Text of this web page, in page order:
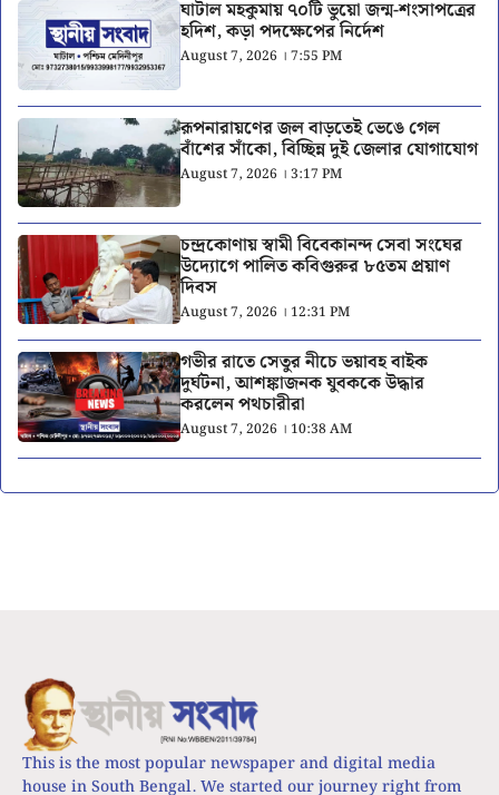
ঘাটাল মহকুমায় ৭০টি ভুয়ো জন্ম-শংসাপত্রের
হদিশ, কড়া পদক্ষেপের নির্দেশ
August 7, 2026 । 7:55 PM
রূপনারায়ণের জল বাড়তেই ভেঙে গেল
বাঁশের সাঁকো, বিচ্ছিন্ন দুই জেলার যোগাযোগ
August 7, 2026 । 3:17 PM
চন্দ্রকোণায় স্বামী বিবেকানন্দ সেবা সংঘের
উদ্যোগে পালিত কবিগুরুর ৮৫তম প্রয়াণ
দিবস
August 7, 2026 । 12:31 PM
গভীর রাতে সেতুর নীচে ভয়াবহ বাইক
দুর্ঘটনা, আশঙ্কাজনক যুবককে উদ্ধার
করলেন পথচারীরা
August 7, 2026 । 10:38 AM
This is the most popular newspaper and digital media
house in South Bengal. We started our journey right from